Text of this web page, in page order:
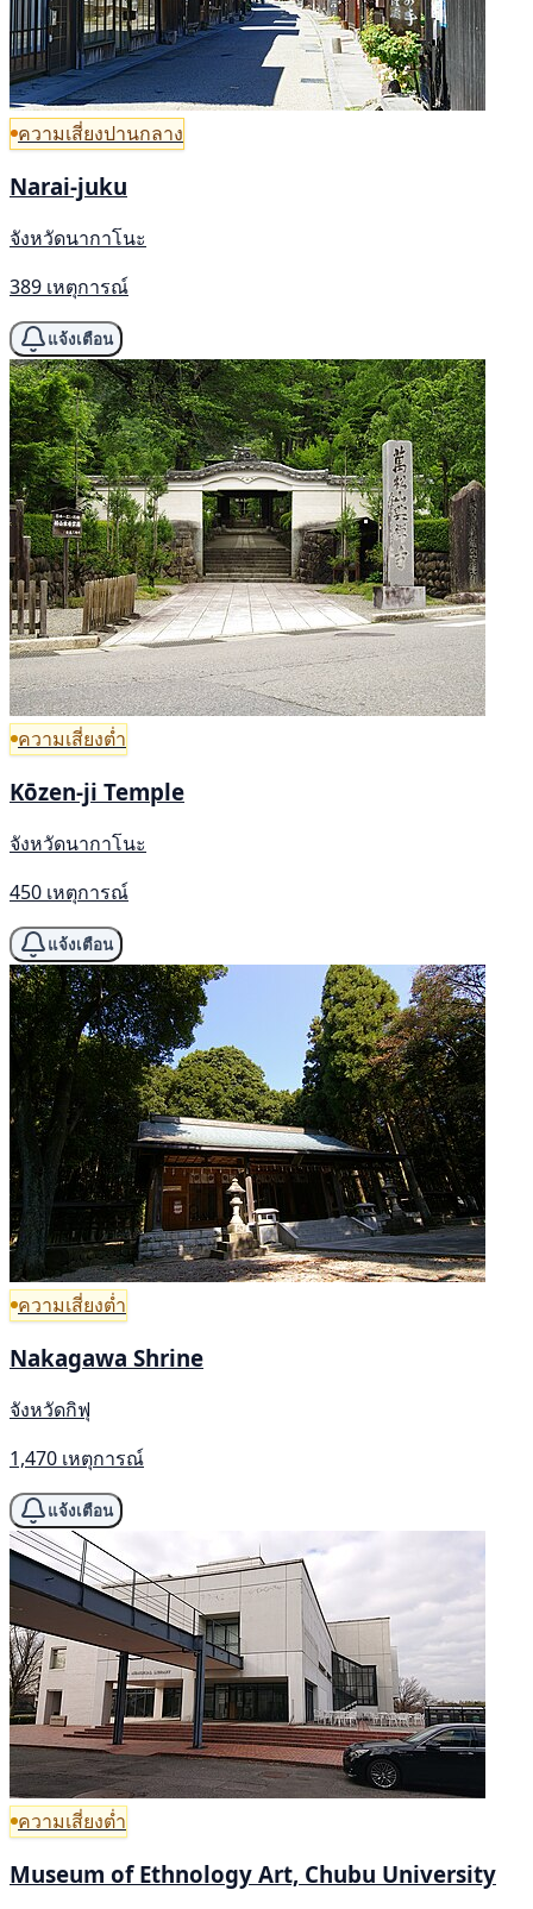
ความเสี่ยงปานกลาง
Narai-juku
จังหวัดนากาโนะ
389 เหตุการณ์
แจ้งเตือน
ความเสี่ยงต่ำ
Kōzen-ji Temple
จังหวัดนากาโนะ
450 เหตุการณ์
แจ้งเตือน
ความเสี่ยงต่ำ
Nakagawa Shrine
จังหวัดกิฟุ
1,470 เหตุการณ์
แจ้งเตือน
ความเสี่ยงต่ำ
Museum of Ethnology Art, Chubu University